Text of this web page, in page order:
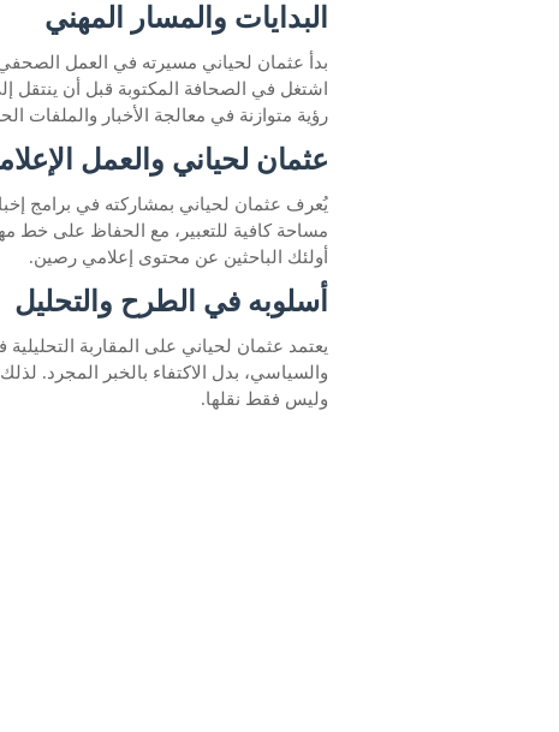
البدايات والمسار المهني
بدأ عثمان لحياني مسيرته في العمل الصحفي
اشتغل في الصحافة المكتوبة قبل أن ينتقل
رؤية متوازنة في معالجة الأخبار والملفات
عثمان لحياني والعمل
يُعرف عثمان لحياني بمشاركته في برامج
مساحة كافية للتعبير، مع الحفاظ على خط
أولئك الباحثين عن محتوى إعلامي رصين.
أسلوبه في الطرح والتحليل
يعتمد عثمان لحياني على المقاربة
والسياسي، بدل الاكتفاء بالخبر المجرد.
وليس فقط نقلها.